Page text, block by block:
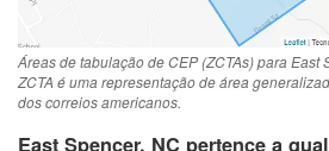
Áreas de tabulação de CEP (ZCTAs) para East
ZCTA é uma representação de área
dos correios americanos.
East Spencer, NC pertence a